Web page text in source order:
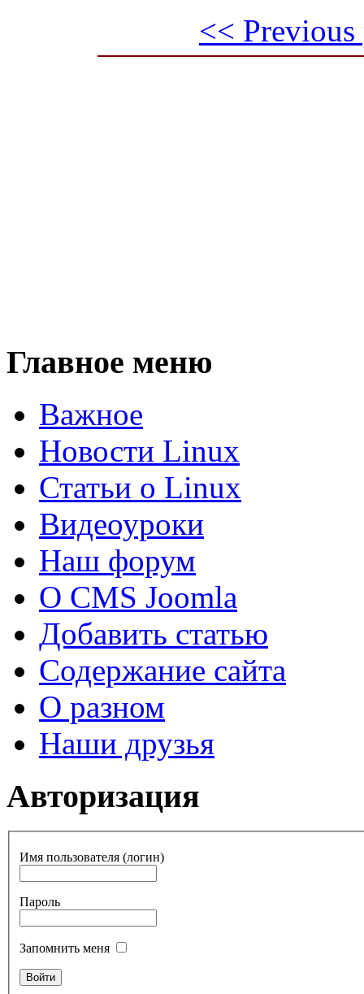
<< Previous
Главное меню
Важное
Новости Linux
Статьи о Linux
Видеоуроки
Наш форум
О CMS Joomla
Добавить статью
Содержание сайта
О разном
Наши друзья
Авторизация
Имя пользователя (логин)
Пароль
Запомнить меня